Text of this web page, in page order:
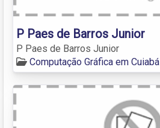
P Paes de Barros Junior
P Paes de Barros Junior
Computação Gráfica em Cuiabá